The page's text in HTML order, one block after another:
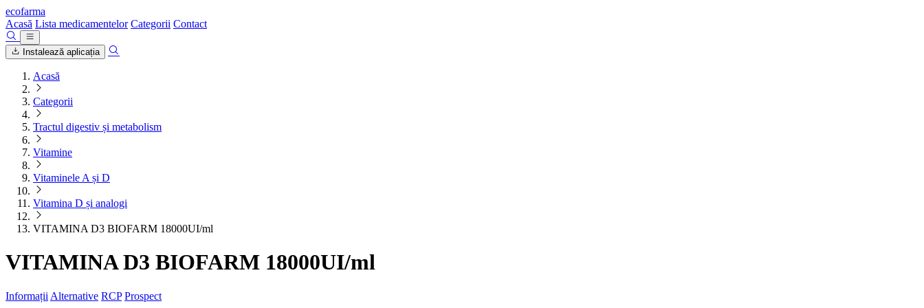
ecofarma
Acasă Lista medicamentelor Categorii Contact
Instalează aplicația
Acasă
Categorii
Tractul digestiv și metabolism
Vitamine
Vitaminele A și D
Vitamina D și analogi
VITAMINA D3 BIOFARM 18000UI/ml
VITAMINA D3 BIOFARM 18000UI/ml
Informații Alternative RCP Prospect